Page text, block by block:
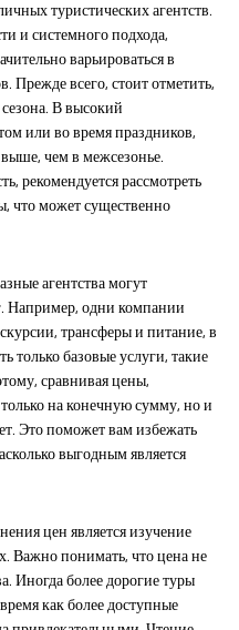
туристических агентств.
и системного подхода,
варьироваться в
Прежде всего, стоит отметить,
В высокий
или во время праздников,
чем в межсезонье.
рекомендуется рассмотреть
что может существенно
агентства могут
Например, одни компании
трансферы и питание, в
только базовые услуги, такие
сравнивая цены,
на конечную сумму, но и
Это поможет вам избежать
выгодным является
цен является изучение
Важно понимать, что цена не
Иногда более дорогие туры
как более доступные